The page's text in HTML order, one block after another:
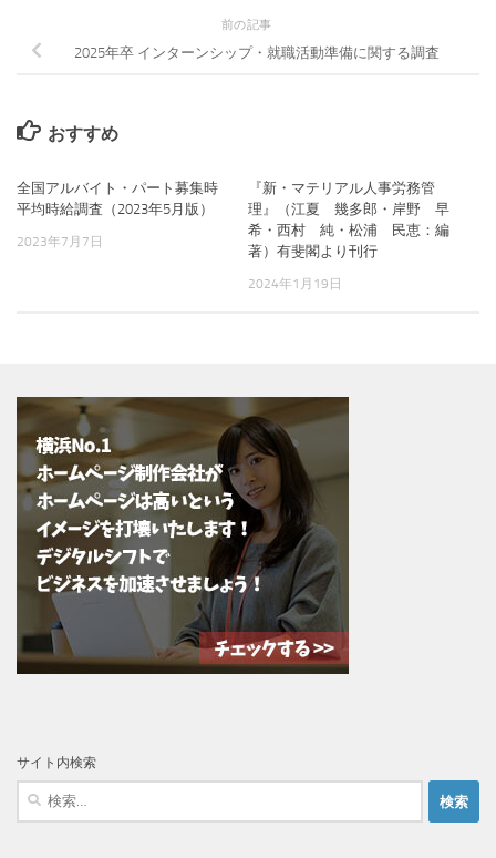
前の記事
2025年卒 インターンシップ・就職活動準備に関する調査
おすすめ
全国アルバイト・パート募集時
平均時給調査（2023年5月版）
2023年7月7日
『新・マテリアル人事労務管
理』（江夏 幾多郎・岸野 早
希・西村 純・松浦 民恵：編
著）有斐閣より刊行
2024年1月19日
サイト内検索
検